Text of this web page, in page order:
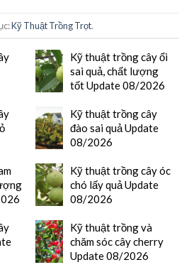
Kỹ Thuật Trồng Trọt.
Kỹ thuật trồng cây ổi
sai quả, chất lượng
tốt Update 08/2026
Kỹ thuật trồng cây
đào sai quả Update
08/2026
Kỹ thuật trồng cây óc
chó lấy quả Update
08/2026
Kỹ thuật trồng và
chăm sóc cây cherry
Update 08/2026